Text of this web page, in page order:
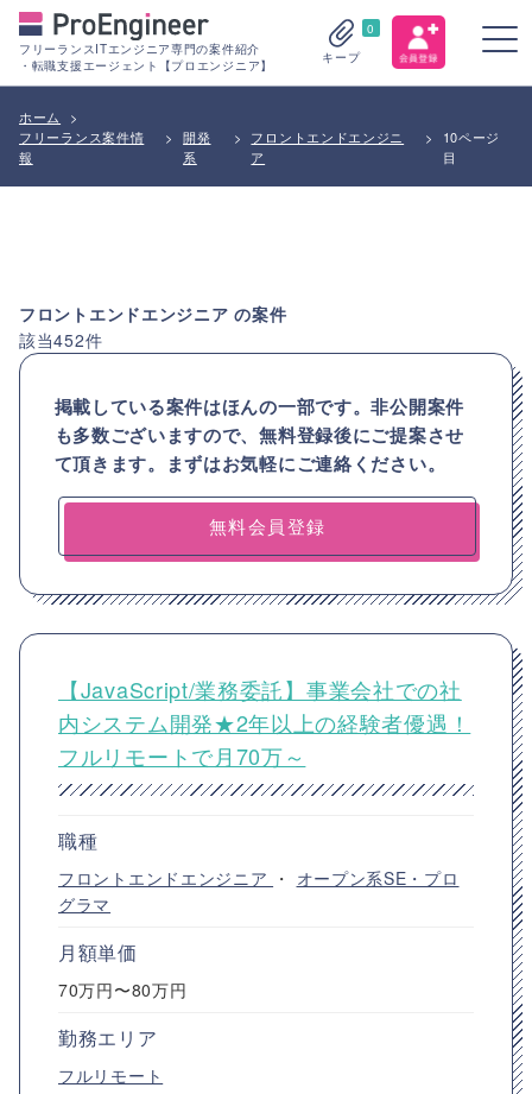
フリーランスITエンジニア専門の案件紹介
・転職支援エージェント【プロエンジニア】
0
キープ
ホーム
>
フリーランス案件情
報
>
開発
系
>
フロントエンドエンジニ
ア
>
10ページ
目
フロントエンドエンジニアの案件
該当452件
掲載している案件はほんの一部です。非公開案件
も多数ございますので、無料登録後にご提案させ
て頂きます。まずはお気軽にご連絡ください。
無料会員登録
【JavaScript/業務委託】事業会社での社
内システム開発★2年以上の経験者優遇！
フルリモートで月70万～
職種
フロントエンドエンジニア ・ オープン系SE・プロ
グラマ
月額単価
70万円〜80万円
勤務エリア
フルリモート